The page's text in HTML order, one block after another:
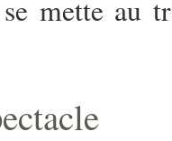
mette au